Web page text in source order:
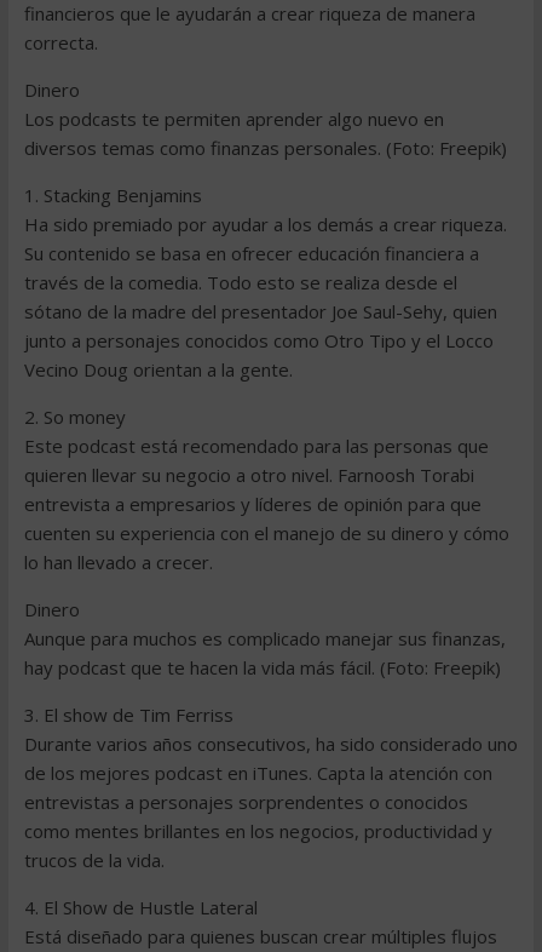
financieros que le ayudarán a crear riqueza de manera
correcta.
Dinero
Los podcasts te permiten aprender algo nuevo en
diversos temas como finanzas personales. (Foto: Freepik)
1. Stacking Benjamins
Ha sido premiado por ayudar a los demás a crear riqueza.
Su contenido se basa en ofrecer educación financiera a
través de la comedia. Todo esto se realiza desde el
sótano de la madre del presentador Joe Saul-Sehy, quien
junto a personajes conocidos como Otro Tipo y el Locco
Vecino Doug orientan a la gente.
2. So money
Este podcast está recomendado para las personas que
quieren llevar su negocio a otro nivel. Farnoosh Torabi
entrevista a empresarios y líderes de opinión para que
cuenten su experiencia con el manejo de su dinero y cómo
lo han llevado a crecer.
Dinero
Aunque para muchos es complicado manejar sus finanzas,
hay podcast que te hacen la vida más fácil. (Foto: Freepik)
3. El show de Tim Ferriss
Durante varios años consecutivos, ha sido considerado uno
de los mejores podcast en iTunes. Capta la atención con
entrevistas a personajes sorprendentes o conocidos
como mentes brillantes en los negocios, productividad y
trucos de la vida.
4. El Show de Hustle Lateral
Está diseñado para quienes buscan crear múltiples flujos